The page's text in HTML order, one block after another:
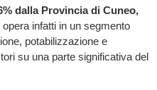
dalla Provincia di Cuneo,
opera infatti in un segmento
potabilizzazione e
su una parte significativa del